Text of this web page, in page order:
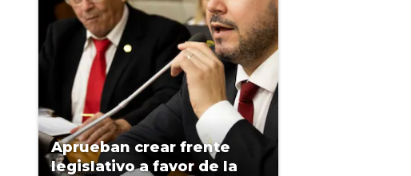
Aprueban crear frente
legislativo a favor de la